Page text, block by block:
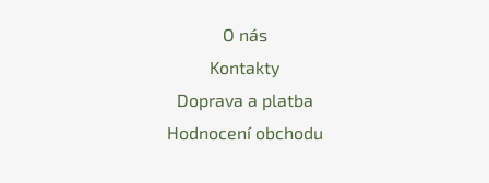
O nás
Kontakty
Doprava a platba
Hodnocení obchodu